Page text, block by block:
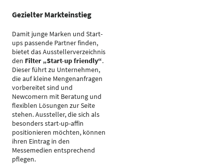
Gezielter Markteinstieg
Damit junge Marken und Start-
ups passende Partner finden,
bietet das Ausstellerverzeichnis
den Filter „Start-up friendly“.
Dieser führt zu Unternehmen,
die auf kleine Mengenanfragen
vorbereitet sind und
Newcomern mit Beratung und
flexiblen Lösungen zur Seite
stehen. Aussteller, die sich als
besonders start-up-affin
positionieren möchten, können
ihren Eintrag in den
Messemedien entsprechend
pflegen.